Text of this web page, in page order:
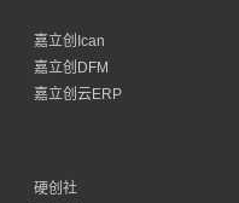
嘉立创Ican
嘉立创DFM
嘉立创云ERP
硬创社